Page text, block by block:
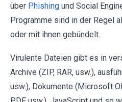
über Phishing und Social
Programme sind in der Regel
oder mit ihnen gebündelt.
Virulente Dateien gibt es in
Archive (ZIP, RAR, usw.),
usw.), Dokumente (Microsoft